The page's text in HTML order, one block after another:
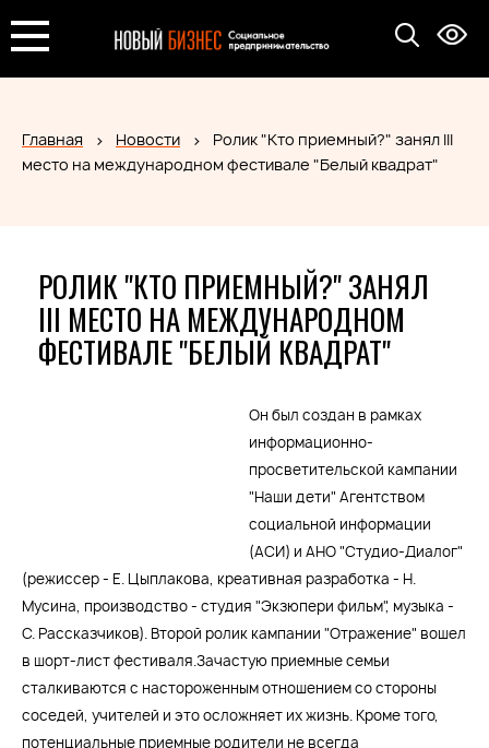
Главная Новости
Ролик "Кто приемный?" занял III
место на международном фестивале "Белый квадрат"
РОЛИК "КТО ПРИЕМНЫЙ?" ЗАНЯЛ
III МЕСТО НА МЕЖДУНАРОДНОМ
ФЕСТИВАЛЕ "БЕЛЫЙ КВАДРАТ"
Он был создан в рамках
информационно-
просветительской кампании
"Наши дети" Агентством
социальной информации
(АСИ) и АНО "Студио-Диалог"
(режиссер - Е. Цыплакова, креативная разработка - Н.
Мусина, производство - студия "Экзюпери фильм", музыка -
С. Рассказчиков). Второй ролик кампании "Отражение" вошел
в шорт-лист фестиваля.Зачастую приемные семьи
сталкиваются с настороженным отношением со стороны
соседей, учителей и это осложняет их жизнь. Кроме того,
потенциальные приемные родители не всегда